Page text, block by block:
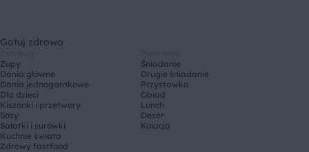
Gotuj zdrowo
Zupy
Dania główne
Dania jednogarnkowe
Dla dzieci
Kiszonki i przetwory
Sosy
Sałatki i surówki
Kuchnie świata
Zdrowy fastfood
Śniadanie
Drugie śniadanie
Przystawka
Obiad
Lunch
Deser
Kolacja